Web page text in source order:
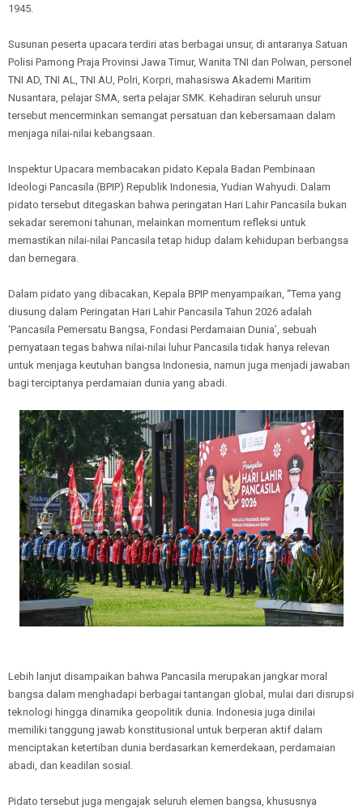
1945.
Susunan peserta upacara terdiri atas berbagai unsur, di antaranya Satuan
Polisi Pamong Praja Provinsi Jawa Timur, Wanita TNI dan Polwan, personel
TNI AD, TNI AL, TNI AU, Polri, Korpri, mahasiswa Akademi Maritim
Nusantara, pelajar SMA, serta pelajar SMK. Kehadiran seluruh unsur
tersebut mencerminkan semangat persatuan dan kebersamaan dalam
menjaga nilai-nilai kebangsaan.
Inspektur Upacara membacakan pidato Kepala Badan Pembinaan
Ideologi Pancasila (BPIP) Republik Indonesia, Yudian Wahyudi. Dalam
pidato tersebut ditegaskan bahwa peringatan Hari Lahir Pancasila bukan
sekadar seremoni tahunan, melainkan momentum refleksi untuk
memastikan nilai-nilai Pancasila tetap hidup dalam kehidupan berbangsa
dan bernegara.
Dalam pidato yang dibacakan, Kepala BPIP menyampaikan, “Tema yang
diusung dalam Peringatan Hari Lahir Pancasila Tahun 2026 adalah
‘Pancasila Pemersatu Bangsa, Fondasi Perdamaian Dunia’, sebuah
pernyataan tegas bahwa nilai-nilai luhur Pancasila tidak hanya relevan
untuk menjaga keutuhan bangsa Indonesia, namun juga menjadi jawaban
bagi terciptanya perdamaian dunia yang abadi.
Lebih lanjut disampaikan bahwa Pancasila merupakan jangkar moral
bangsa dalam menghadapi berbagai tantangan global, mulai dari disrupsi
teknologi hingga dinamika geopolitik dunia. Indonesia juga dinilai
memiliki tanggung jawab konstitusional untuk berperan aktif dalam
menciptakan ketertiban dunia berdasarkan kemerdekaan, perdamaian
abadi, dan keadilan sosial.
Pidato tersebut juga mengajak seluruh elemen bangsa, khususnya